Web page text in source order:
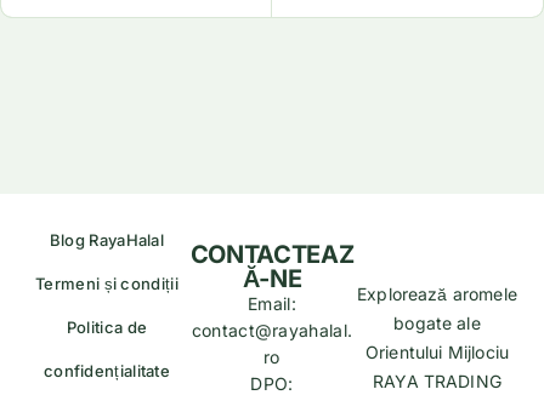
Blog RayaHalal
Termeni și condiții
Politica de
confidențialitate
Explorează aromele
bogate ale
Orientului Mijlociu
RAYA TRADING
CONTACTEAZ
Ă-NE
Email:
contact@rayahalal.
ro
DPO: